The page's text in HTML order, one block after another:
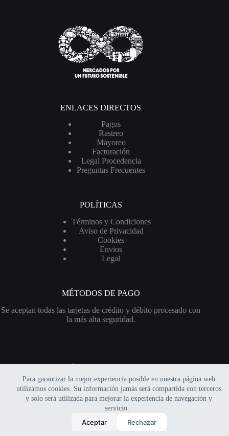
Para garantizar la mejor experiencia posible en nuestra página web
utilizamos cookies. Su información jamás será compartida con terceros
y solo será utilizada para mejorar la experiencia de navegación y
servicio.
Aceptar Rechazar
ENLACES DIRECTOS
Pagos
Rastreo
Mayoreo
Facturación
Legal Procedencia
Preguntas Frecuentes
POLÍTICAS
Términos y Condiciones
Aviso de Privacidad
Cookies
Envios
Legal
MÉTODOS DE PAGO
Se aceptan todas las tarjetas de crédito y débito procesado con
la más alta seguridad.
Copyright © 2026 Xerofitia | Sitio web financiado por el
programa
"Impulso Hostinger"
Carrito